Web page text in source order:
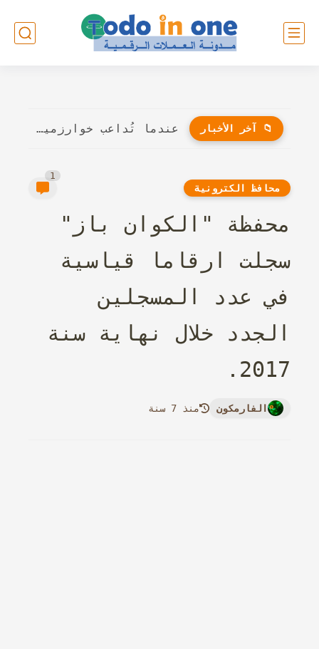
📁 آخر الأخبار عندما تُداعب خوارزميات الذكاء الاصطناعي أوتار الإبداع: هل سيُنافس الروبوت...
محافظ الكترونية
1
محفظة "الكوان باز"
سجلت ارقاما قياسية
في عدد المسجلين
الجدد خلال نهاية سنة
2017.
الفارمكون منذ 7 سنة